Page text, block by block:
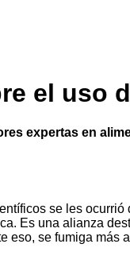
el uso
expertas en
se les
Es una alianza
eso, se fumiga